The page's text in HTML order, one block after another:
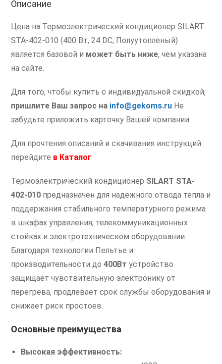
Описание
Цена на Термоэлектрический кондиционер SILART
STA-402-010 (400 Вт, 24 DC, Полуутопленый)
является базовой и может быть ниже, чем указана
на сайте.
Для того, чтобы купить с индивидуальной скидкой,
пришлите Ваш запрос на info@gekoms.ru Не
забудьте приложить карточку Вашей компании.
Для прочтения описаний и скачивания инструкций
перейдите в Каталог
Термоэлектрический кондиционер SILART STA-
402-010 предназначен для надёжного отвода тепла и
поддержания стабильного температурного режима
в шкафах управления, телекоммуникационных
стойках и электротехническом оборудовании.
Благодаря технологии Пельтье и
производительности до 400Вт устройство
защищает чувствительную электронику от
перегрева, продлевает срок службы оборудования и
снижает риск простоев.
Основные преимущества
Высокая эффективность: